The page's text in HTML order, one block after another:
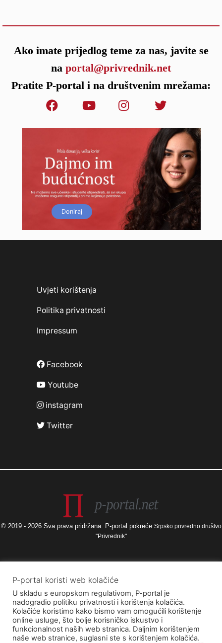
Ako imate prijedlog teme za nas, javite se
na portal@privrednik.net
Pratite P-portal i na društvenim mrežama:
Doniraj
Uvjeti korištenja
Politika privatnosti
Impressum
Facebook
Youtube
instagram
Twitter
© 2019 - 2026 Sva prava pridržana. P-portal pokreće Srpsko privredno društvo
"Privrednik"
Izneseni stavovi i mišljenja samo su autorova i ne odražavaju nužno
službena stajališta Europske unije ili Europske komisije, kao ni stajališta
Agencije za elektroničke medije ni Ministarstva kulture i medija. Europska
unija i Europska komisija, kao ni Agencija za elektroničke medije ni
Ministarstvo kulture i medija ne mogu se smatrati odgovornima za njih.
P-portal koristi web kolačiće
U skladu s europskom regulativom, P-portal je
nadogradio politiku privatnosti i korištenja kolačića.
Kolačiće koristimo kako bismo vam omogućili korištenje
online usluge, što bolje korisničko iskustvo i
funkcionalnost naših web stranica. Daljnim korištenjem
naše web stranice, suglasni ste s korištenjem kolačića.